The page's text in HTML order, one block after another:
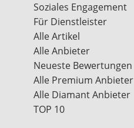
Soziales Engagement
Für Dienstleister
Alle Artikel
Alle Anbieter
Neueste Bewertungen
Alle Premium Anbieter
Alle Diamant Anbieter
TOP 10